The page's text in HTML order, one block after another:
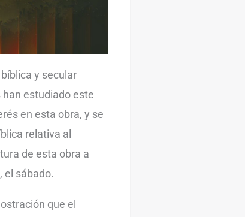
y secular
han estudiado este
en esta obra, y se
relativa al
de esta obra a
el sábado.
que el